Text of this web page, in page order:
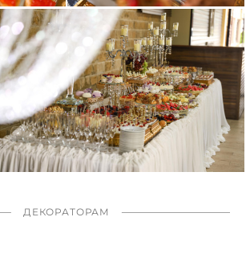
ДЕКОРАТОРАМ